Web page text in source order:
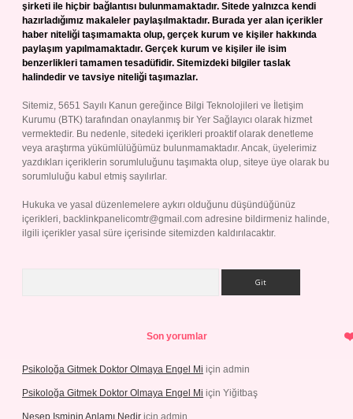
şirketi ile hiçbir bağlantısı bulunmamaktadır. Sitede yalnızca kendi
hazırladığımız makaleler paylaşılmaktadır. Burada yer alan içerikler
haber niteliği taşımamakta olup, gerçek kurum ve kişiler hakkında
paylaşım yapılmamaktadır. Gerçek kurum ve kişiler ile isim
benzerlikleri tamamen tesadüfidir. Sitemizdeki bilgiler taslak
halindedir ve tavsiye niteliği taşımazlar.
Sitemiz, 5651 Sayılı Kanun gereğince Bilgi Teknolojileri ve İletişim
Kurumu (BTK) tarafından onaylanmış bir Yer Sağlayıcı olarak hizmet
vermektedir. Bu nedenle, sitedeki içerikleri proaktif olarak denetleme
veya araştırma yükümlülüğümüz bulunmamaktadır. Ancak, üyelerimiz
yazdıkları içeriklerin sorumluluğunu taşımakta olup, siteye üye olarak bu
sorumluluğu kabul etmiş sayılırlar.
Hukuka ve yasal düzenlemelere aykırı olduğunu düşündüğünüz
içerikleri, backlinkpanelicomtr@gmail.com adresine bildirmeniz halinde,
ilgili içerikler yasal süre içerisinde sitemizden kaldırılacaktır.
Son yorumlar
Psikoloğa Gitmek Doktor Olmaya Engel Mi için admin
Psikoloğa Gitmek Doktor Olmaya Engel Mi için Yiğitbaş
Nesep Isminin Anlamı Nedir için admin